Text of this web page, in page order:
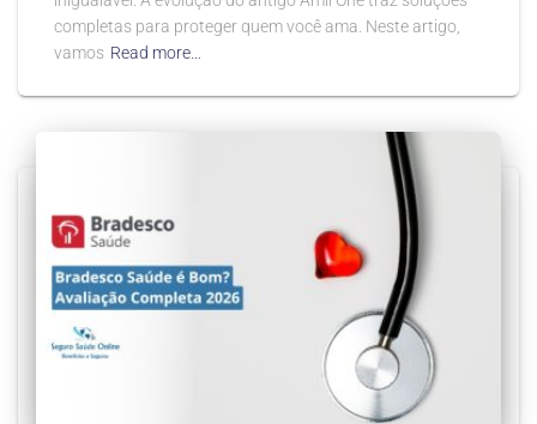
completas para proteger quem você ama. Neste artigo,
vamos Read more…